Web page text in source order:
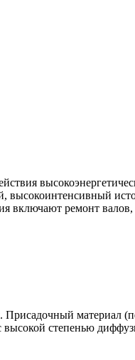
высокоинтенсивный
включают ремонт
материал
степенью